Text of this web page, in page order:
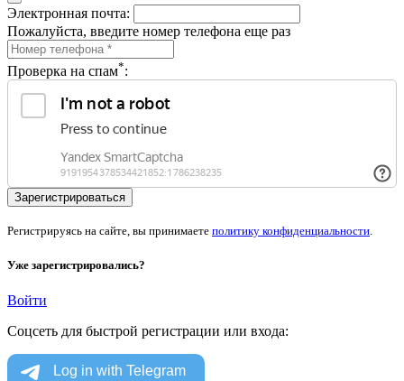
Электронная почта:
Пожалуйста, введите номер телефона еще раз
Проверка на спам*:
Регистрируясь на сайте, вы принимаете политику конфиденциальности
Уже зарегистрировались?
Войти
Соцсеть для быстрой регистрации или входа: